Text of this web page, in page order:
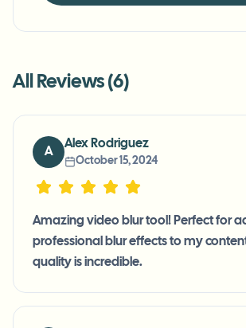
All Reviews (6)
A
Alex Rodriguez
October 15, 2024
Amazing video blur tool! Perfect for
professional blur effects to my
quality is incredible.